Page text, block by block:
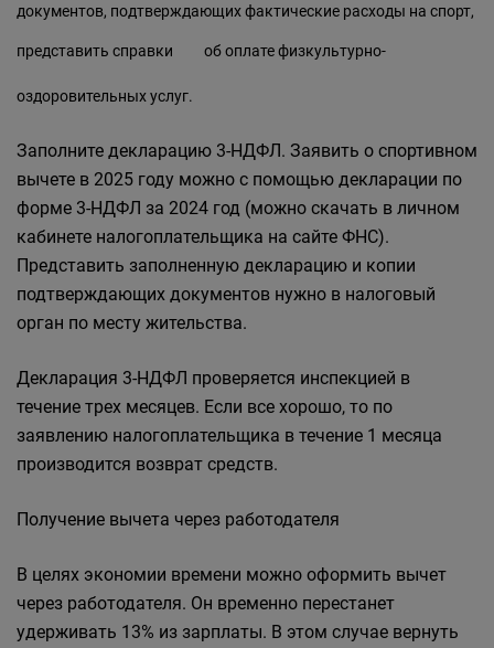
документов, подтверждающих фактические расходы на спорт,
представить справки об оплате физкультурно-
оздоровительных услуг.
Заполните декларацию 3-НДФЛ. Заявить о спортивном
вычете в 2025 году можно с помощью декларации по
форме 3-НДФЛ за 2024 год (можно скачать в личном
кабинете налогоплательщика на сайте ФНС).
Представить заполненную декларацию и копии
подтверждающих документов нужно в налоговый
орган по месту жительства.
Декларация 3-НДФЛ проверяется инспекцией в
течение трех месяцев. Если все хорошо, то по
заявлению налогоплательщика в течение 1 месяца
производится возврат средств.
Получение вычета через работодателя
В целях экономии времени можно оформить вычет
через работодателя. Он временно перестанет
удерживать 13% из зарплаты. В этом случае вернуть